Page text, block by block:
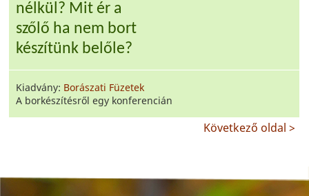
nélkül? Mit ér a
szőlő ha nem bort
készítünk belőle?
Kiadvány: Borászati Füzetek
A borkészítésről egy konferencián
Következő oldal >